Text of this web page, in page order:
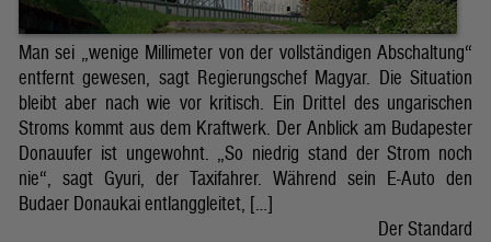
Man sei „wenige Millimeter von der vollständigen Abschaltung“
entfernt gewesen, sagt Regierungschef Magyar. Die Situation
bleibt aber nach wie vor kritisch. Ein Drittel des ungarischen
Stroms kommt aus dem Kraftwerk. Der Anblick am Budapester
Donauufer ist ungewohnt. „So niedrig stand der Strom noch
nie“, sagt Gyuri, der Taxifahrer. Während sein E-Auto den
Budaer Donaukai entlanggleitet, […]
Der Standard